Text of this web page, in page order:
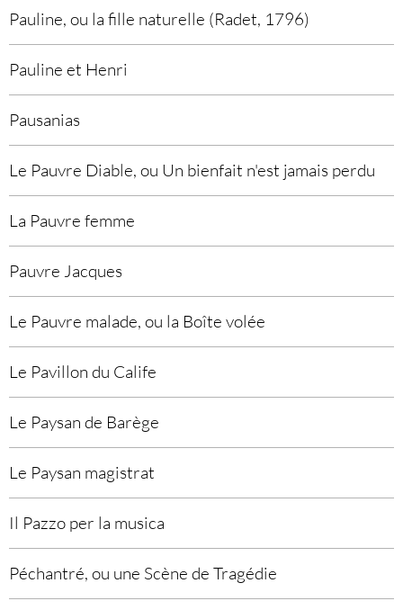
Pauline, ou la fille naturelle (Radet, 1796)
Pauline et Henri
Pausanias
Le Pauvre Diable, ou Un bienfait n'est jamais perdu
La Pauvre femme
Pauvre Jacques
Le Pauvre malade, ou la Boîte volée
Le Pavillon du Calife
Le Paysan de Barège
Le Paysan magistrat
Il Pazzo per la musica
Péchantré, ou une Scène de Tragédie